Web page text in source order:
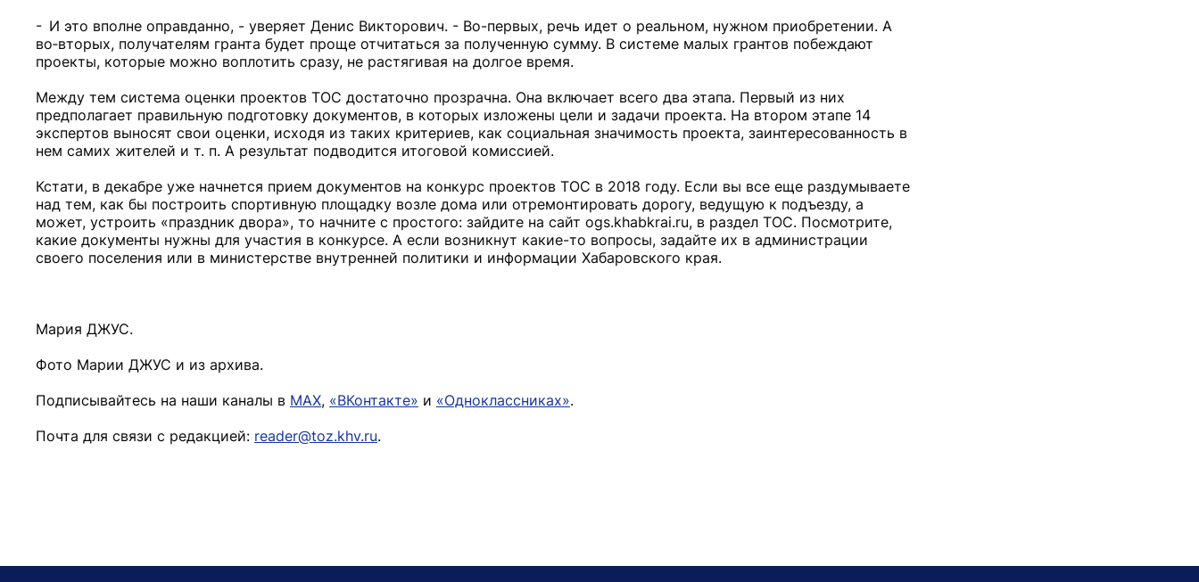
- И это вполне оправданно, - уверяет Денис Викторович. - Во-первых, речь идет о реальном, нужном приобретении. А
во‑вторых, получателям гранта будет проще отчитаться за полученную сумму. В системе малых грантов побеждают
проекты, которые можно воплотить сразу, не растягивая на долгое время.
Между тем система оценки проектов ТОС достаточно прозрачна. Она включает всего два этапа. Первый из них
предполагает правильную подготовку документов, в которых изложены цели и задачи проекта. На втором этапе 14
экспертов выносят свои оценки, исходя из таких критериев, как социальная значимость проекта, заинтересованность в
нем самих жителей и т. п. А результат подводится итоговой комиссией.
Кстати, в декабре уже начнется прием документов на конкурс проектов ТОС в 2018 году. Если вы все еще раздумываете
над тем, как бы построить спортивную площадку возле дома или отремонтировать дорогу, ведущую к подъезду, а
может, устроить «праздник двора», то начните с простого: зайдите на сайт ogs.khabkrai.ru, в раздел ТОС. Посмотрите,
какие документы нужны для участия в конкурсе. А если возникнут какие-то вопросы, задайте их в администрации
своего поселения или в министерстве внутренней политики и информации Хабаровского края.
Мария ДЖУС.
Фото Марии ДЖУС и из архива.
Подписывайтесь на наши каналы в MAX, «ВКонтакте» и «Одноклассниках».
Почта для связи с редакцией: reader@toz.khv.ru.